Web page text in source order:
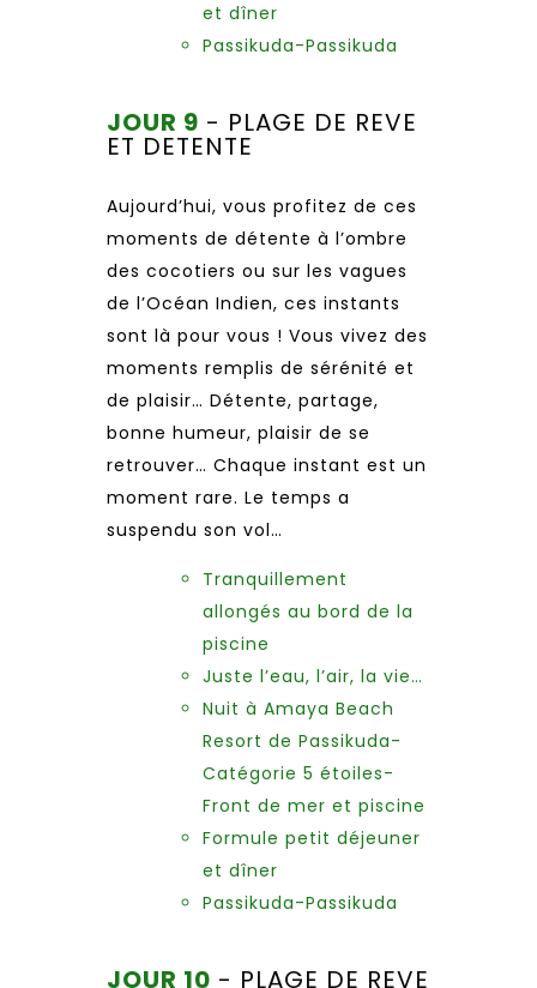
et dîner
Passikuda-Passikuda
JOUR 9 - PLAGE DE REVE
ET DETENTE
Aujourd’hui, vous profitez de ces
moments de détente à l’ombre
des cocotiers ou sur les vagues
de l’Océan Indien, ces instants
sont là pour vous ! Vous vivez des
moments remplis de sérénité et
de plaisir… Détente, partage,
bonne humeur, plaisir de se
retrouver… Chaque instant est un
moment rare. Le temps a
suspendu son vol…
Tranquillement
allongés au bord de la
piscine
Juste l’eau, l’air, la vie…
Nuit à Amaya Beach
Resort de Passikuda-
Catégorie 5 étoiles-
Front de mer et piscine
Formule petit déjeuner
et dîner
Passikuda-Passikuda
JOUR 10 - PLAGE DE REVE